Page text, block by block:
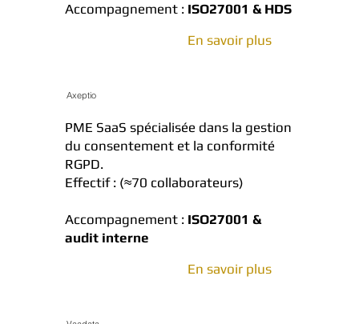
Accompagnement : ISO27001 & HDS
En savoir plus
Axeptio
PME SaaS spécialisée dans la gestion
du consentement et la conformité
RGPD.
Effectif : (≈70 collaborateurs)
Accompagnement : ISO27001 &
audit interne
En savoir plus